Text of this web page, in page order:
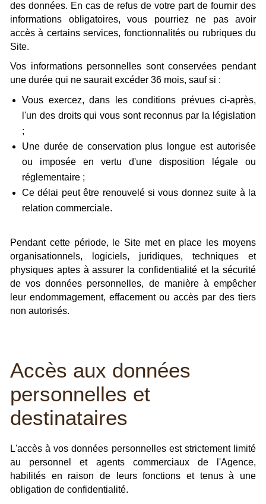
des données. En cas de refus de votre part de fournir des
informations obligatoires, vous pourriez ne pas avoir
accès à certains services, fonctionnalités ou rubriques du
Site.
Vos informations personnelles sont conservées pendant
une durée qui ne saurait excéder 36 mois, sauf si :
Vous exercez, dans les conditions prévues ci-après,
l'un des droits qui vous sont reconnus par la législation
;
Une durée de conservation plus longue est autorisée
ou imposée en vertu d'une disposition légale ou
réglementaire ;
Ce délai peut être renouvelé si vous donnez suite à la
relation commerciale.
Pendant cette période, le Site met en place les moyens
organisationnels, logiciels, juridiques, techniques et
physiques aptes à assurer la confidentialité et la sécurité
de vos données personnelles, de manière à empêcher
leur endommagement, effacement ou accès par des tiers
non autorisés.
Accès aux données
personnelles et
destinataires
L'accès à vos données personnelles est strictement limité
au personnel et agents commerciaux de l'Agence,
habilités en raison de leurs fonctions et tenus à une
obligation de confidentialité.